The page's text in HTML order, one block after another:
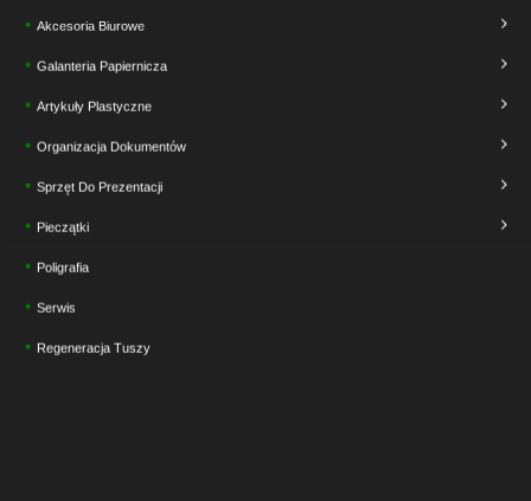
Akcesoria Biurowe
Galanteria Papiernicza
Artykuły Plastyczne
Organizacja Dokumentów
Sprzęt Do Prezentacji
Pieczątki
Poligrafia
Serwis
Regeneracja Tuszy